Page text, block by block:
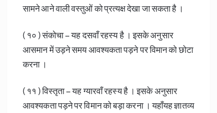
सामने आने वाली वस्तुओं को प्रत्यक्ष देखा जा सकता है ।
( १० ) संकोचा – यह दसवाँ रहस्य है । इसके अनुसार
आसमान में उड़ने समय आवश्यकता पड़ने पर विमान को छोटा
करना ।
( ११ ) विस्तृता – यह ग्यारवाँ रहस्य है । इसके अनुसार
आवश्यकता पड़ने पर विमान को बड़ा करना । यहाँयह ज्ञातव्य